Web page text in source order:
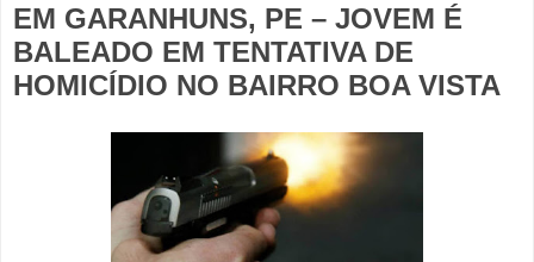
EM GARANHUNS, PE – JOVEM É
BALEADO EM TENTATIVA DE
HOMICÍDIO NO BAIRRO BOA VISTA